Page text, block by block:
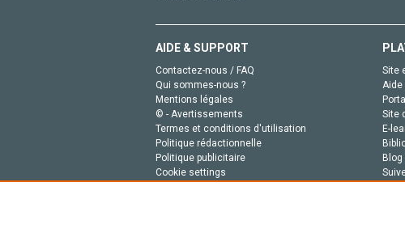
AIDE & SUPPORT
Contactez-nous / FAQ
Qui sommes-nous ?
Mentions légales
© - Avertissements
Termes et conditions d'utilisation
Politique rédactionnelle
Politique publicitaire
Cookie settings
Site
Aide
Site
E-
Blog